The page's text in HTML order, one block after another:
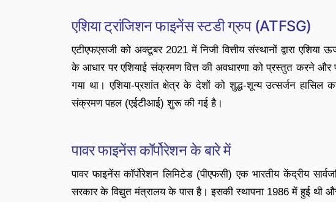
एशिया ट्रांजिशन फाइनेंस स्टडी ग्रुप (ATFSG)
एटीएफएसजी को अक्टूबर 2021 में निजी वित्तीय संस्थानों द्वारा एशिया
के आधार पर एशियाई संक्रमण वित्त की अवधारणा को प्रस्तुत करने और
गया था। एशिया-प्रशांत क्षेत्र के देशों को शुद्ध-शून्य उत्सर्जन
संक्रमण पहल (एईटीआई) शुरू की गई है।
पावर फाइनेंस कॉर्पोरेशन के बारे में
पावर फाइनेंस कॉर्पोरेशन लिमिटेड (पीएफसी) एक भारतीय केंद्रीय
सरकार के विद्युत मंत्रालय के पास है। इसकी स्थापना 1986 में हुई थी और